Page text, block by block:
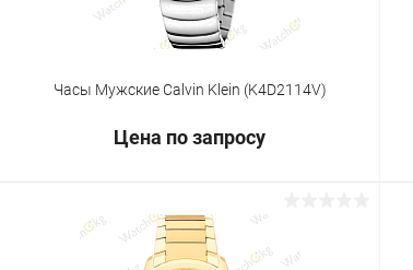
Часы Мужские Calvin Klein (K4D2114V)
Цена по запросу
Запросить цену